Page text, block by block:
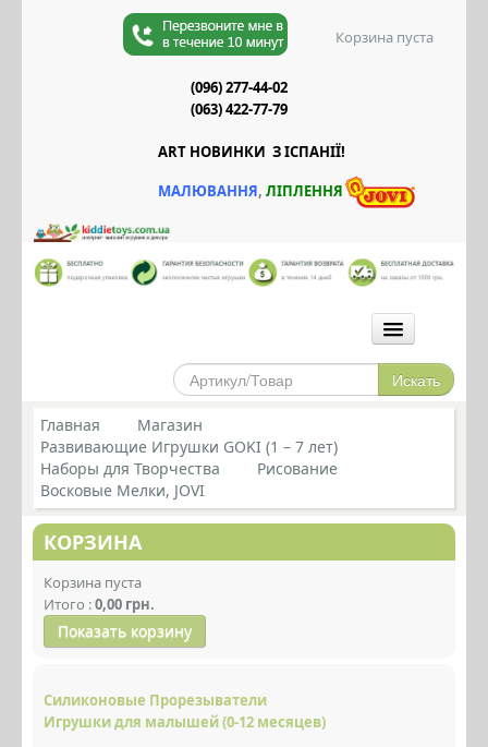
Корзина пуста
(096) 277-44-02
(063) 422-77-79
ART НОВИНКИ З ІСПАНІЇ!
МАЛЮВАННЯ, ЛІПЛЕННЯ
МАГАЗИН
СИЛИКОНОВЫЕ ПРОРЕЗЫВАТЕЛИ
ИГРУШКИ ДЛЯ МАЛЫШЕЙ (0 - 12 МЕСЯЦЕВ)
РАЗВИВАЮЩИЕ ИГРУШКИ GOKI (1 – 7 ЛЕТ)
ИГРОВЫЕ НАБОРЫ
МАРИОНЕТКИ, КУКЛЫ, КУКОЛЬНЫЕ АКСЕССУАРЫ
МУЗЫКАЛЬНЫЕ ШКАТУЛКИ, КОПИЛКИ, СУВЕНИРЫ
Главная
Магазин
Развивающие Игрушки GOKI (1 – 7 лет)
Наборы для Творчества
Рисование
Восковые Мелки, JOVI
КОРЗИНА
Корзина пуста
Итого :0,00 грн.
Показать корзину
Силиконовые Прорезыватели
Игрушки для малышей (0-12 месяцев)